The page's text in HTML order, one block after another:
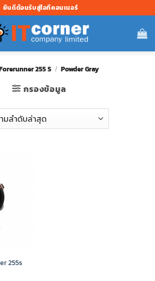
ยินดีต้อนรับสู่ไอทีคอนเนอร์
255 S / Powder Gray
กรองข้อมูล
255s